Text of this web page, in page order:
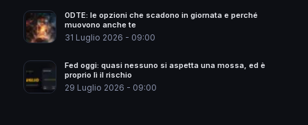
0DTE: le opzioni che scadono in giornata e perché
muovono anche te
31 Luglio 2026 - 09:00
Fed oggi: quasi nessuno si aspetta una mossa, ed è
proprio lì il rischio
29 Luglio 2026 - 09:00